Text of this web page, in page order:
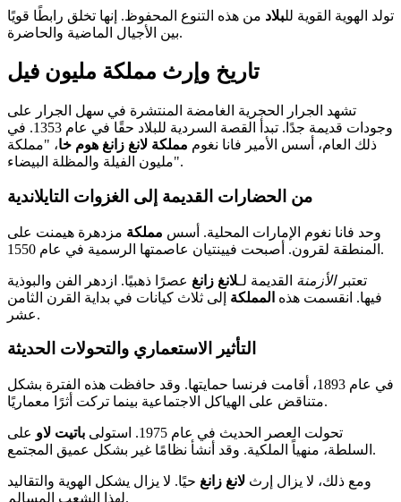
تولد الهوية القوية للبلاد من هذه التنوع المحفوظ. إنها تخلق رابطًا قويًا
بين الأجيال الماضية والحاضرة.
تاريخ وإرث مملكة مليون فيل
تشهد الجرار الحجرية الغامضة المنتشرة في سهل الجرار على
وجودات قديمة جدًا. تبدأ القصة السردية للبلاد حقًا في عام 1353. في
ذلك العام، أسس الأمير فانا نغوم مملكة لانغ زانغ هوم خا، "مملكة
مليون الفيلة والمظلة البيضاء".
من الحضارات القديمة إلى الغزوات التايلاندية
وحد فانا نغوم الإمارات المحلية. أسس مملكة مزدهرة هيمنت على
المنطقة لقرون. أصبحت فيينتيان عاصمتها الرسمية في عام 1550.
تعتبرالأزمنة القديمة لـلانغ زانغ عصرًا ذهبيًا. ازدهر الفن والبوذية
فيها. انقسمت هذه المملكة إلى ثلاث كيانات في بداية القرن الثامن
عشر.
التأثير الاستعماري والتحولات الحديثة
في عام 1893، أقامت فرنسا حمايتها. وقد حافظت هذه الفترة بشكل
متناقض على الهياكل الاجتماعية بينما تركت أثرًا معماريًا.
تحولت العصر الحديث في عام 1975. استولى باتيت لاو على
السلطة، منهياً الملكية. وقد أنشأ نظامًا غير بشكل عميق المجتمع.
ومع ذلك، لا يزال إرث لانغ زانغ حيًا. لا يزال يشكل الهوية والتقاليد
لهذا الشعب المسالم.